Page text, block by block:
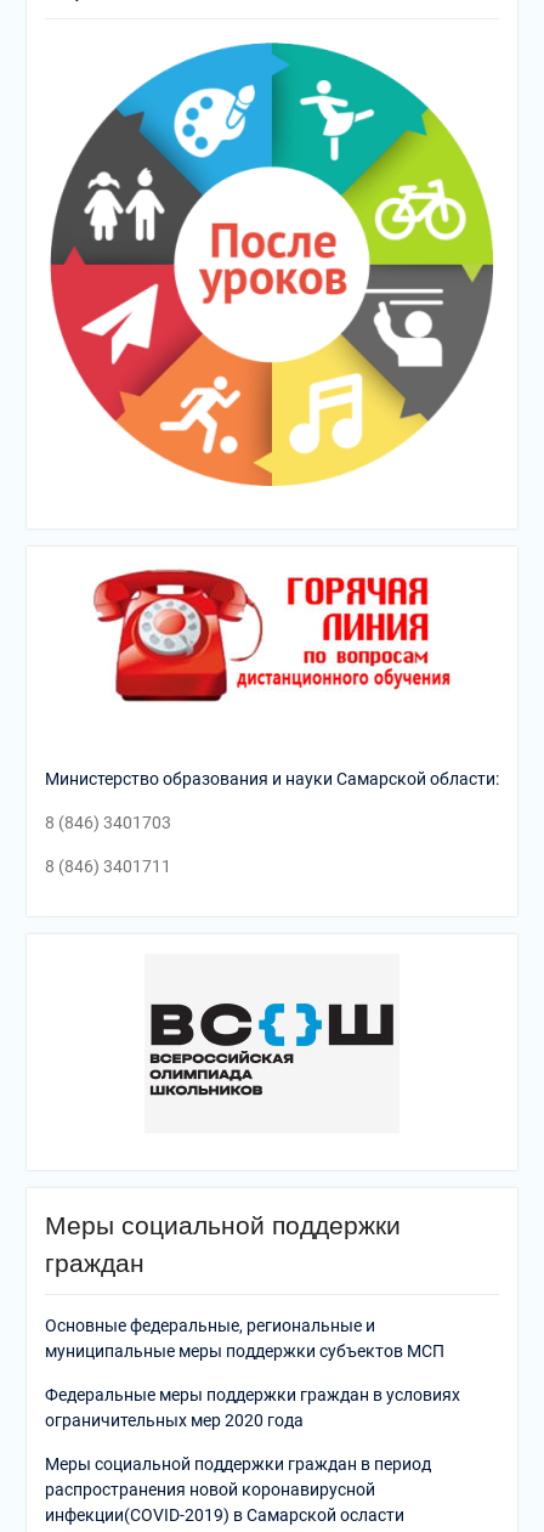
Министерство образования и науки Самарской области:
8 (846) 3401703
8 (846) 3401711
Меры социальной поддержки
граждан
Основные федеральные, региональные и
муниципальные меры поддержки субъектов МСП
Федеральные меры поддержки граждан в условиях
ограничительных мер 2020 года
Меры социальной поддержки граждан в период
распространения новой коронавирусной
инфекции(COVID-2019) в Самарской осласти